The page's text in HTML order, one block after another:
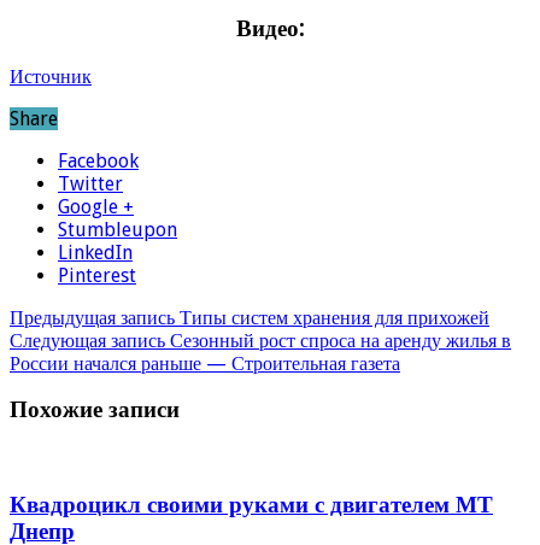
Видео:
Источник
Share
Facebook
Twitter
Google +
Stumbleupon
LinkedIn
Pinterest
Предыдущая запись Типы систем хранения для прихожей
Следующая запись Сезонный рост спроса на аренду жилья в
России начался раньше — Строительная газета
Похожие записи
Квадроцикл своими руками с двигателем МТ
Днепр